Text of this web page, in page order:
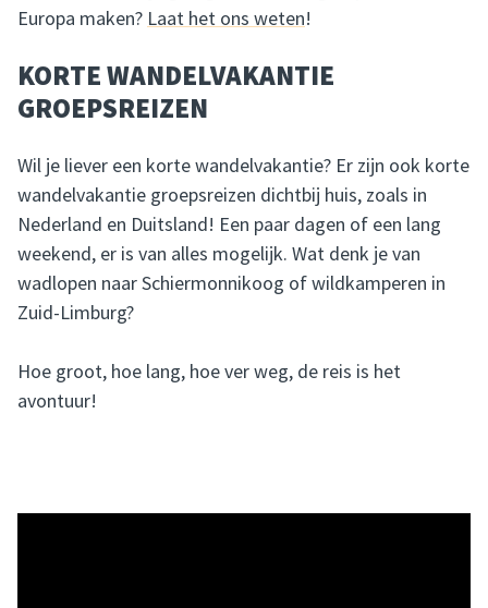
Europa maken? Laat het ons weten!
KORTE WANDELVAKANTIE
GROEPSREIZEN
Wil je liever een korte wandelvakantie? Er zijn ook korte
wandelvakantie groepsreizen dichtbij huis, zoals in
Nederland en Duitsland! Een paar dagen of een lang
weekend, er is van alles mogelijk. Wat denk je van
wadlopen naar Schiermonnikoog of wildkamperen in
Zuid-Limburg?
Hoe groot, hoe lang, hoe ver weg, de reis is het
avontuur!